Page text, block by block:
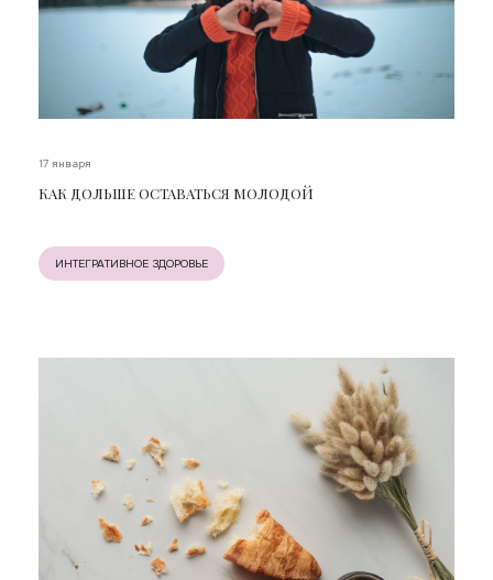
17 января
КАК ДОЛЬШЕ ОСТАВАТЬСЯ МОЛОДОЙ
ИНТЕГРАТИВНОЕ ЗДОРОВЬЕ